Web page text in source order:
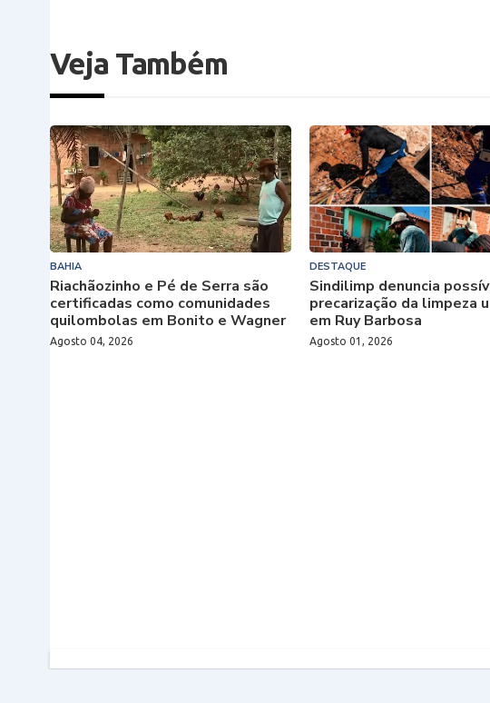
Veja Também
BAHIA
Riachãozinho e Pé de Serra são
certificadas como comunidades
quilombolas em Bonito e Wagner
Agosto 04, 2026
DESTAQUE
Sindilimp denuncia
precarização da limpeza
em Ruy Barbosa
Agosto 01, 2026